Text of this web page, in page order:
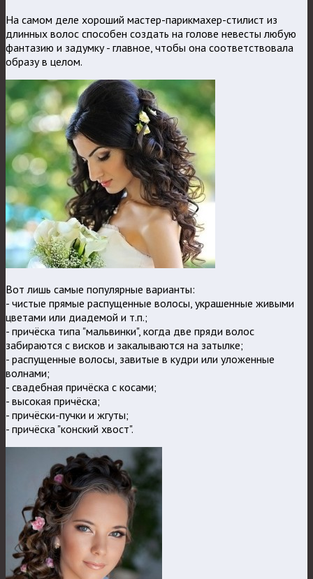
На самом деле хороший мастер-парикмахер-стилист из
длинных волос способен создать на голове невесты любую
фантазию и задумку - главное, чтобы она соответствовала
образу в целом.
Вот лишь самые популярные варианты:
- чистые прямые распущенные волосы, украшенные живыми
цветами или диадемой и т.п.;
- причёска типа "мальвинки", когда две пряди волос
забираются с висков и закалываются на затылке;
- распущенные волосы, завитые в кудри или уложенные
волнами;
- свадебная причёска с косами;
- высокая причёска;
- причёски-пучки и жгуты;
- причёска "конский хвост".